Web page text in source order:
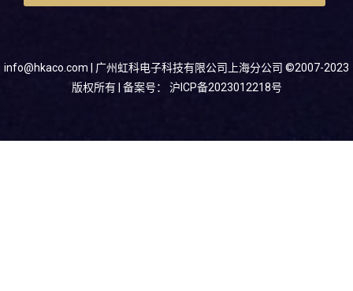
info@hkaco.com | 广州虹科电子科技有限公司上海分公司 ©2007-2023
版权所有 | 备案号：
沪ICP备2023012218号